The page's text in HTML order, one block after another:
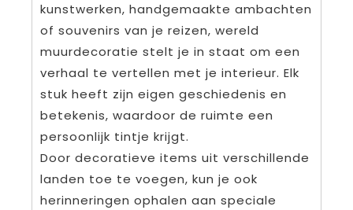
kunstwerken, handgemaakte ambachten
of souvenirs van je reizen, wereld
muurdecoratie stelt je in staat om een
verhaal te vertellen met je interieur. Elk
stuk heeft zijn eigen geschiedenis en
betekenis, waardoor de ruimte een
persoonlijk tintje krijgt.
Door decoratieve items uit verschillende
landen toe te voegen, kun je ook
herinneringen ophalen aan speciale